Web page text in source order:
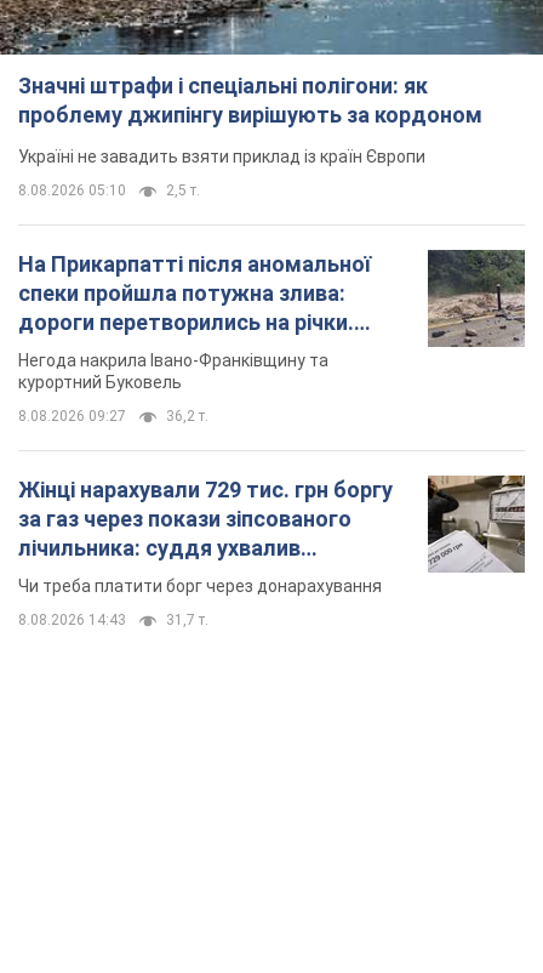
Значні штрафи і спеціальні полігони: як
проблему джипінгу вирішують за кордоном
Україні не завадить взяти приклад із країн Європи
8.08.2026 05:10 2,5 т.
На Прикарпатті після аномальної
спеки пройшла потужна злива:
дороги перетворились на річки.
Відео
Негода накрила Івано-Франківщину та
курортний Буковель
8.08.2026 09:27 36,2 т.
Жінці нарахували 729 тис. грн боргу
за газ через покази зіпсованого
лічильника: суддя ухвалив
неочікуване рішення
Чи треба платити борг через донарахування
8.08.2026 14:43 31,7 т.